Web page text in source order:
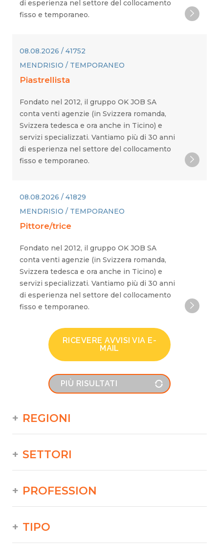
di esperienza nel settore del collocamento
fisso e temporaneo.
08.08.2026 / 41752
MENDRISIO / TEMPORANEO
Piastrellista
Fondato nel 2012, il gruppo OK JOB SA
conta venti agenzie (in Svizzera romanda,
Svizzera tedesca e ora anche in Ticino) e
servizi specializzati. Vantiamo più di 30 anni
di esperienza nel settore del collocamento
fisso e temporaneo.
08.08.2026 / 41829
MENDRISIO / TEMPORANEO
Pittore/trice
Fondato nel 2012, il gruppo OK JOB SA
conta venti agenzie (in Svizzera romanda,
Svizzera tedesca e ora anche in Ticino) e
servizi specializzati. Vantiamo più di 30 anni
di esperienza nel settore del collocamento
fisso e temporaneo.
RICEVERE AVVISI VIA E-
MAIL
PIÙ RISULTATI
REGIONI
SETTORI
PROFESSION
TIPO